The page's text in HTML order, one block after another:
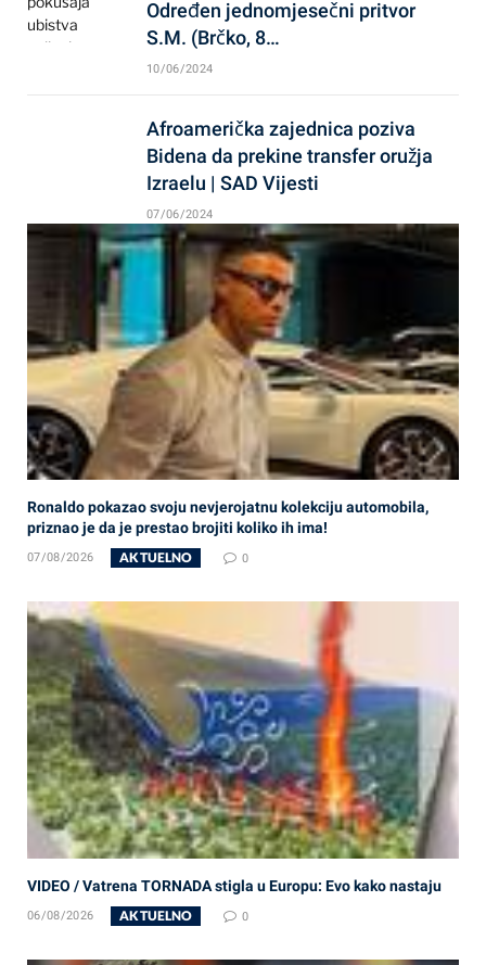
Određen jednomjesečni pritvor
S.M. (Brčko, 8…
10/06/2024
Afroamerička zajednica poziva
Bidena da prekine transfer oružja
Izraelu | SAD Vijesti
07/06/2024
Ronaldo pokazao svoju nevjerojatnu kolekciju automobila,
priznao je da je prestao brojiti koliko ih ima!
07/08/2026 AKTUELNO 0
VIDEO / Vatrena TORNADA stigla u Europu: Evo kako nastaju
06/08/2026 AKTUELNO 0